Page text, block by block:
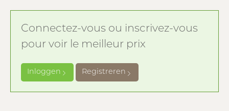
Connectez-vous ou inscrivez-vous
pour voir le meilleur prix
Inloggen Registreren